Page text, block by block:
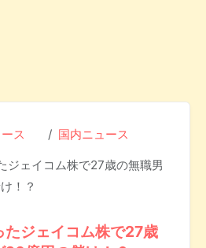
ス 国内ニュース
ジェイコム株で27歳の無職男
！？
たジェイコム株で27歳